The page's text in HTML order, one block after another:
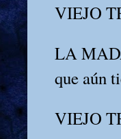
VIEJO
LA
que aún
VIEJO